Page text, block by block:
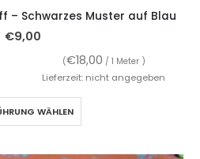
– Schwarzes Muster auf Blau
€9,00
(€18,00 / 1 Meter )
Lieferzeit: nicht angegeben
WÄHLEN